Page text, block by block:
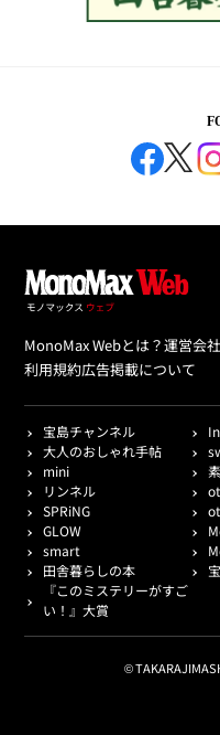
MonoMax Webとは？運営会
利用規約広告掲載について
宝島チャンネル
大人のおしゃれ手帖
mini
リンネル
SPRiNG
GLOW
smart
田舎暮らしの本
『このミステリーがすご
い！』大賞
©